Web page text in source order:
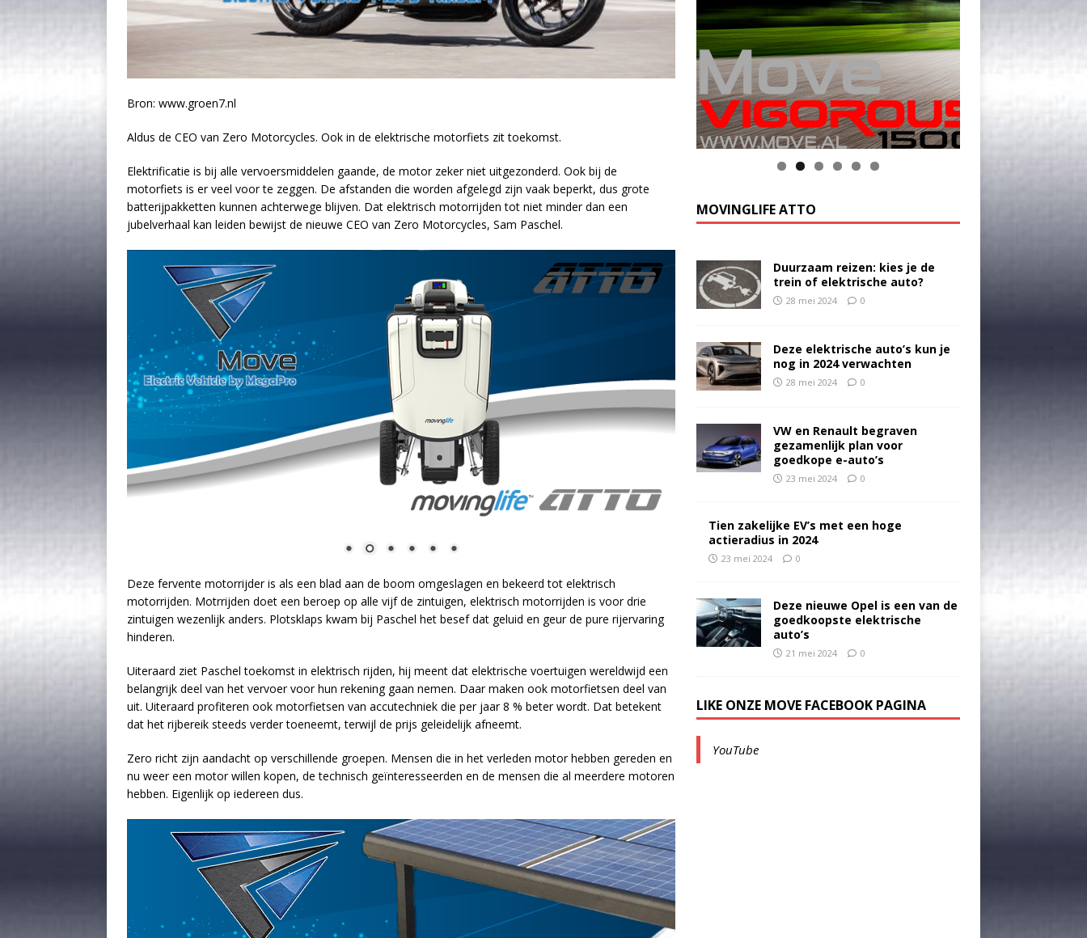
Bron: www.groen7.nl
Aldus de CEO van Zero Motorcycles. Ook in de elektrische motorfiets zit toekomst.
Elektrificatie is bij alle vervoersmiddelen gaande, de motor zeker niet uitgezonderd. Ook bij de
motorfiets is er veel voor te zeggen. De afstanden die worden afgelegd zijn vaak beperkt, dus grote
batterijpakketten kunnen achterwege blijven. Dat elektrisch motorrijden tot niet minder dan een
jubelverhaal kan leiden bewijst de nieuwe CEO van Zero Motorcycles, Sam Paschel.
Deze fervente motorrijder is als een blad aan de boom omgeslagen en bekeerd tot elektrisch
motorrijden. Motrrijden doet een beroep op alle vijf de zintuigen, elektrisch motorrijden is voor drie
zintuigen wezenlijk anders. Plotsklaps kwam bij Paschel het besef dat geluid en geur de pure rijervaring
hinderen.
Uiteraard ziet Paschel toekomst in elektrisch rijden, hij meent dat elektrische voertuigen wereldwijd een
belangrijk deel van het vervoer voor hun rekening gaan nemen. Daar maken ook motorfietsen deel van
uit. Uiteraard profiteren ook motorfietsen van accutechniek die per jaar 8 % beter wordt. Dat betekent
dat het rijbereik steeds verder toeneemt, terwijl de prijs geleidelijk afneemt.
Zero richt zijn aandacht op verschillende groepen. Mensen die in het verleden motor hebben gereden en
nu weer een motor willen kopen, de technisch geïnteresseerden en de mensen die al meerdere motoren
hebben. Eigenlijk op iedereen dus.
MOVINGLIFE ATTO
Duurzaam reizen: kies je de
trein of elektrische auto?
28 mei 2024 0
Deze elektrische auto’s kun je
nog in 2024 verwachten
28 mei 2024 0
VW en Renault begraven
gezamenlijk plan voor
goedkope e-auto’s
23 mei 2024 0
Tien zakelijke EV’s met een hoge
actieradius in 2024
23 mei 2024 0
Deze nieuwe Opel is een van de
goedkoopste elektrische
auto’s
21 mei 2024 0
LIKE ONZE MOVE FACEBOOK PAGINA
YouTube